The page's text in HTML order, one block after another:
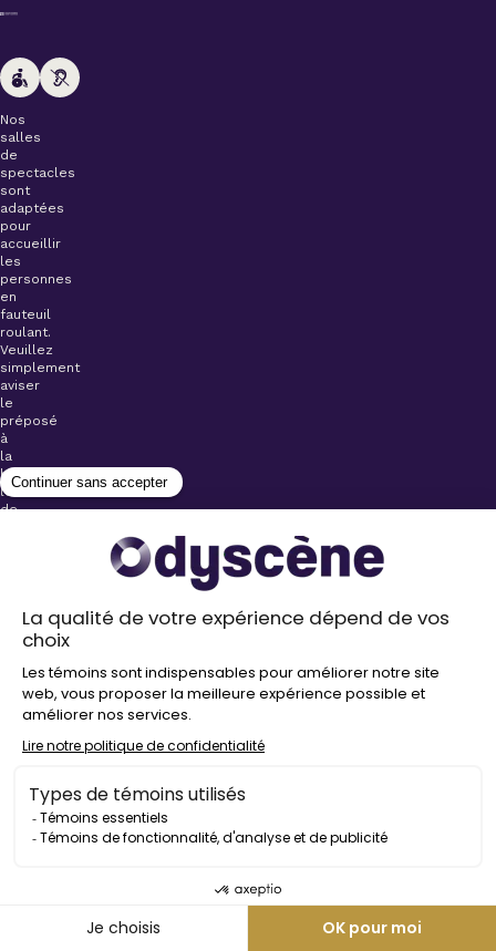
Nos
salles
de
spectacles
sont
adaptées
pour
accueillir
les
personnes
en
fauteuil
roulant.
Veuillez
simplement
aviser
le
préposé
à
la
billetterie
lors
de
Stationnements
proximité de
nos salles
Politique de
d’auteur
2026